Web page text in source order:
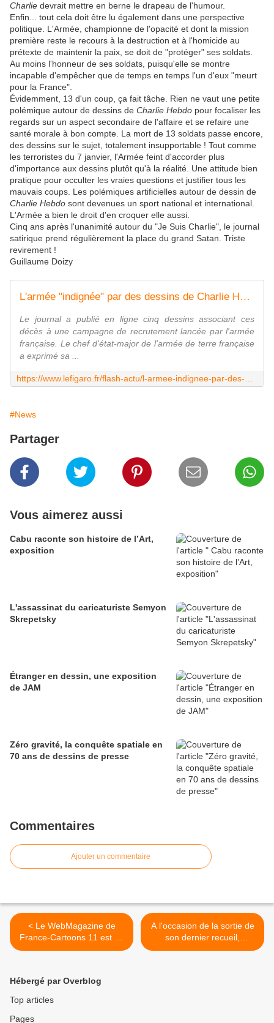
Charlie devrait mettre en berne le drapeau de l'humour.
Enfin... tout cela doit être lu également dans une perspective
politique. L'Armée, championne de l'opacité et dont la mission
première reste le recours à la destruction et à l'homicide au
prétexte de maintenir la paix, se doit de "protéger" ses soldats.
Au moins l'honneur de ses soldats, puisqu'elle se montre
incapable d'empêcher que de temps en temps l'un d'eux "meurt
pour la France".
Évidemment, 13 d'un coup, ça fait tâche. Rien ne vaut une petite
polémique autour de dessins de Charlie Hebdo pour focaliser les
regards sur un aspect secondaire de l'affaire et se refaire une
santé morale à bon compte. La mort de 13 soldats passe encore,
des dessins sur le sujet, totalement insupportable ! Tout comme
les terroristes du 7 janvier, l'Armée feint d'accorder plus
d'importance aux dessins plutôt qu'à la réalité. Une attitude bien
pratique pour occulter les vraies questions et justifier tous les
mauvais coups. Les polémiques artificielles autour de dessin de
Charlie Hebdo sont devenues un sport national et international.
L'Armée a bien le droit d'en croquer elle aussi.
Cinq ans après l'unanimité autour du "Je Suis Charlie", le journal
satirique prend régulièrement la place du grand Satan. Triste
revirement !
Guillaume Doizy
L'armée "indignée" par des dessins de Charlie Hebdo sur les soldats tués au Mali
Le journal a publié en ligne cinq dessins associant ces
décès à une campagne de recrutement lancée par l'armée
française. Le chef d'état-major de l'armée de terre française
a exprimé sa ...
#News
Partager
Vous aimerez aussi
Cabu raconte son histoire de l’Art,
exposition
L'assassinat du caricaturiste Semyon
Skrepetsky
Étranger en dessin, une exposition
de JAM
Zéro gravité, la conquête spatiale en
70 ans de dessins de presse
Commentaires
Ajouter un commentaire
< Le WebMagazine de
France-Cartoons 11 est en
ligne
A l'occasion de la sortie de
son dernier recueil,
interview de Pierre Kroll sur
Hébergé par Overblog
Top articles
Pages